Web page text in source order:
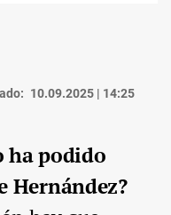
10.09.2025 | 14:25
ha podido
Hernández?